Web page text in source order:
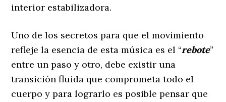
interior estabilizadora.
Uno de los secretos para que el movimiento
refleje la esencia de esta música es el “rebote”
entre un paso y otro, debe existir una
transición fluida que comprometa todo el
cuerpo y para lograrlo es posible pensar que